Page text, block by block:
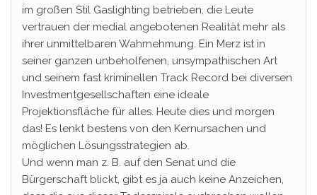
im großen Stil Gaslighting betrieben, die Leute
vertrauen der medial angebotenen Realität mehr als
ihrer unmittelbaren Wahrnehmung. Ein Merz ist in
seiner ganzen unbeholfenen, unsympathischen Art
und seinem fast kriminellen Track Record bei diversen
Investmentgesellschaften eine ideale
Projektionsfläche für alles. Heute dies und morgen
das! Es lenkt bestens von den Kernursachen und
möglichen Lösungsstrategien ab.
Und wenn man z. B. auf den Senat und die
Bürgerschaft blickt, gibt es ja auch keine Anzeichen,